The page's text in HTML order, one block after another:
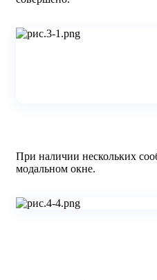
При наличии нескольких
модальном окне.